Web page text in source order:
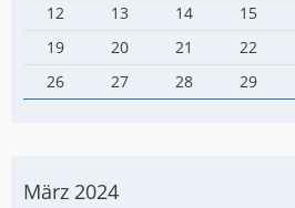
12
13 14 15
19
20 21 22
26
27 28 29
März 2024